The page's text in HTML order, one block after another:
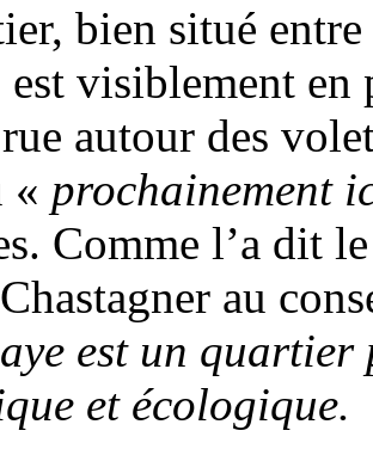
bien situé
est visiblement
autour des
« prochainement
Comme l’a dit
au
est un
et écologique.